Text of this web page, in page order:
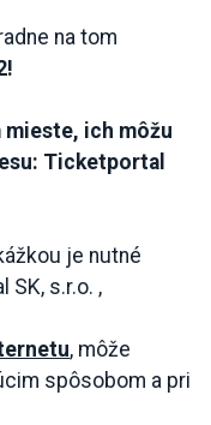
na tom
ich môžu
Ticketportal
je nutné
s.r.o. ,
, môže
spôsobom a pri